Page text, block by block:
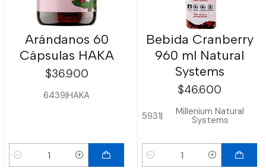
Arándanos 60
Cápsulas HAKA
$36.900
6439|HAKA
Cantidad
Bebida Cranberry
960 ml Natural
Systems
$46.600
5931| Millenium Natural
Systems
Cantidad